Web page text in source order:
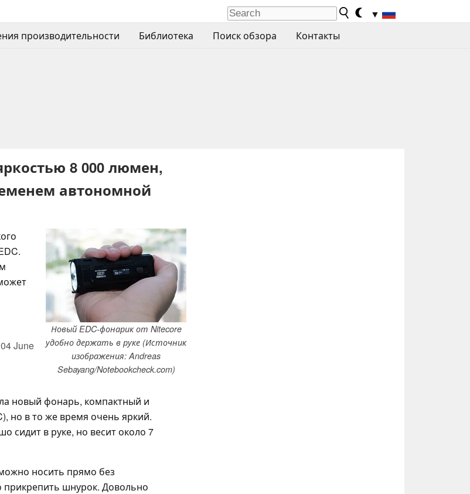
▼
производительности Библиотека Поиск обзора Контакты
8 000 люмен,
автономной
Новый EDC-фонарик от Nitecore
удобно держать в руке (Источник
изображения: Andreas
Sebayang/Notebookcheck.com)
04 June
новый фонарь, компактный и
но в то же время очень яркий.
сидит в руке, но весит около 7
носить прямо без
прикрепить шнурок. Довольно